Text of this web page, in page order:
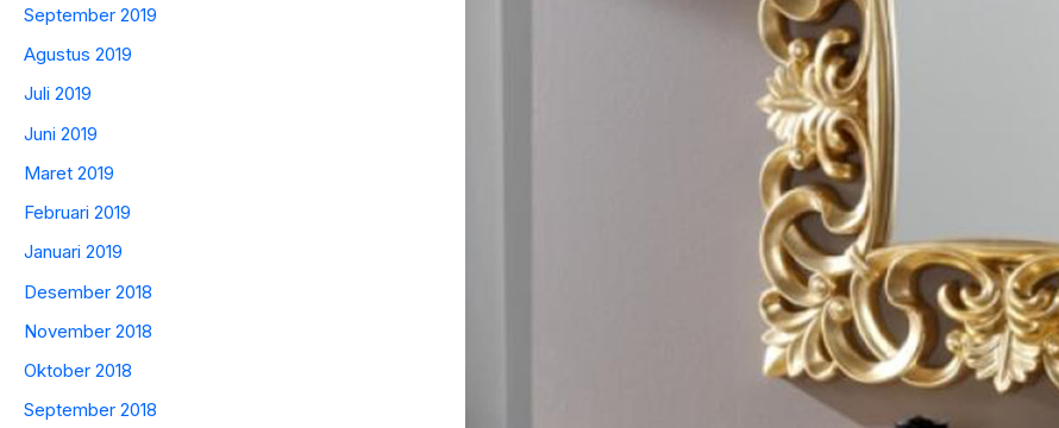
September 2019
Agustus 2019
Juli 2019
Juni 2019
Maret 2019
Februari 2019
Januari 2019
Desember 2018
November 2018
Oktober 2018
September 2018